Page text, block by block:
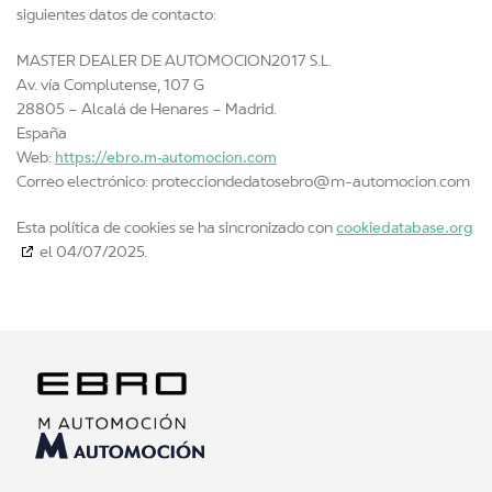
siguientes datos de contacto:
MASTER DEALER DE AUTOMOCION2017 S.L.
Av. vía Complutense, 107 G
28805 – Alcalá de Henares – Madrid.
España
Web: https://ebro.m-automocion.com
Correo electrónico: protecciondedatosebro@m-automocion.com
Esta política de cookies se ha sincronizado concookiedatabase.org
el 04/07/2025.